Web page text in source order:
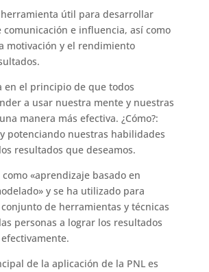
herramienta útil para desarrollar
e influencia, así como
motivación y el rendimiento
en el principio de que todos
a usar nuestra mente y nuestras
manera más efectiva. ¿Cómo?:
potenciando nuestras habilidades
resultados que deseamos.
como «aprendizaje basado en
y se ha utilizado para
de herramientas y técnicas
personas a lograr los resultados
de la aplicación de la PNL es